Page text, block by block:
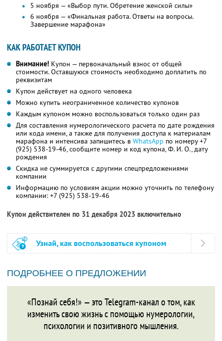
5 ноября — «Выбор пути. Обретение женской силы»
6 ноября — «Финальная работа. Ответы на вопросы.
Завершение марафона»
КАК РАБОТАЕТ КУПОН
Внимание! Купон — первоначальный взнос от общей
стоимости. Оставшуюся стоимость необходимо доплатить по
реквизитам
Купон действует на одного человека
Можно купить неограниченное количество купонов
Каждым купоном можно воспользоваться только один раз
Для составления нумерологического расчета по дате рождения
или кода имени, а также для получения доступа к материалам
марафона и интенсива запишитесь в WhatsApp по номеру +7
(925) 538-19-46, сообщите номер и код купона, Ф. И. О., дату
рождения
Скидка не суммируется с другими спецпредложениями
компании
Информацию по условиям акции можно уточнить по телефону
компании: +7 (925) 538-19-46
Купон действителен по 31 декабря 2023 включительно
Узнай, как воспользоваться купоном
ПОДРОБНЕЕ О ПРЕДЛОЖЕНИИ
«Познай себя!» — это Telegram-канал о том, как
изменить свою жизнь с помощью нумерологии,
психологии и позитивного мышления.